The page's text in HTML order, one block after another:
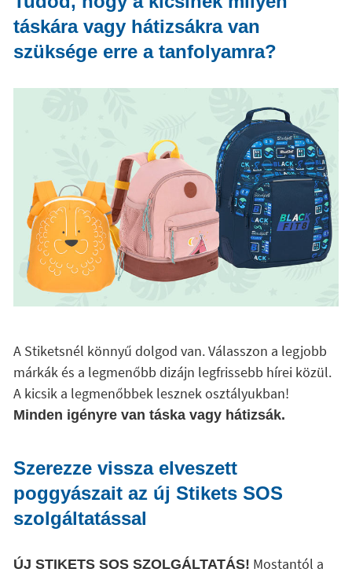
táskára vagy hátizsákra van
szüksége erre a tanfolyamra?
A Stiketsnél könnyű dolgod van. Válasszon a legjobb
márkák és a legmenőbb dizájn legfrissebb hírei közül.
A kicsik a legmenőbbek lesznek osztályukban!
Minden igényre van táska vagy hátizsák.
Szerezze vissza elveszett
poggyászait az új Stikets SOS
szolgáltatással
ÚJ STIKETS SOS SZOLGÁLTATÁS! Mostantól a